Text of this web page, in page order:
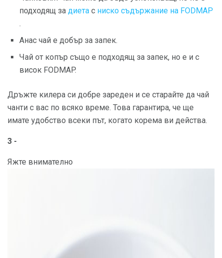
подходящ за диета с ниско съдържание на FODMAP
.
Анас чай е добър за запек.
Чай от копър също е подходящ за запек, но е и с
висок FODMAP.
Дръжте килера си добре зареден и се старайте да чай
чанти с вас по всяко време. Това гарантира, че ще
имате удобство всеки път, когато корема ви действа.
3 -
Яжте внимателно